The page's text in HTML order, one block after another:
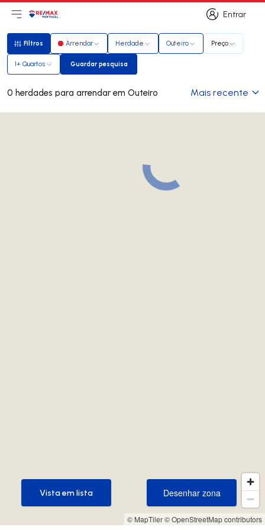
Entrar
Entrar
Abri menu principal
LogoIr para página inicial
Filtros
Filtros Arrendar Herdade Outeiro Preço
1+ Quartos Guardar pesquisa
Guardar pesquisa
0 herdades para arrendar em Outeiro Mais recente
© MapTiler© OpenStreetMap contributors
Desenhar zona
Desenhar zona
Vista em lista
Vista em lista